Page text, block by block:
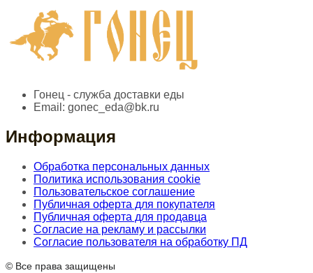
Гонец - служба доставки еды
Email: gonec_eda@bk.ru
Информация
Обработка персональных данных
Политика использования cookie
Пользовательское соглашение
Публичная оферта для покупателя
Публичная оферта для продавца
Согласие на рекламу и рассылки
Согласие пользователя на обработку ПД
© Все права защищены